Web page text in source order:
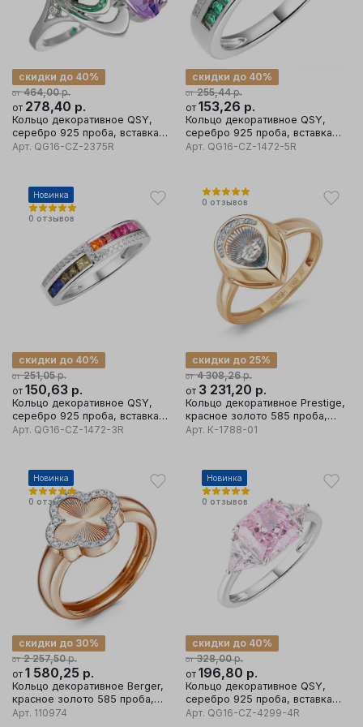
от 464,00р.
скидки до 40%
от 278,40 р.
Кольцо декоративное QSY,
серебро 925 проба, вставка
кубический цирконий
Арт. QG16-CZ-2375R
от 255,44р.
скидки до 40%
от 153,26 р.
Кольцо декоративное QSY,
серебро 925 проба, вставка
кубический цирконий
Арт. QG16-CZ-1472-5R
Новинка
0 отзывов
от 251,05р.
скидки до 40%
от 150,63 р.
Кольцо декоративное QSY,
серебро 925 проба, вставка
кубический цирконий
Арт. QG16-CZ-1472-3R
0 отзывов
от 4 308,26р.
скидки до 25%
от 3 231,20 р.
Кольцо декоративное Prestige,
красное золото 585 проба,
вставка бриллиант
Арт. К-1788-01
Новинка
0 отзывов
от 2 257,50р.
скидки до 30%
от 1 580,25 р.
Кольцо декоративное Berger,
красное золото 585 проба,
вставка фианит
Арт. 110974
Новинка
0 отзывов
от 328,00р.
скидки до 40%
от 196,80 р.
Кольцо декоративное QSY,
серебро 925 проба, вставка
кубический цирконий
Арт. QG16-CZ-4299-4R